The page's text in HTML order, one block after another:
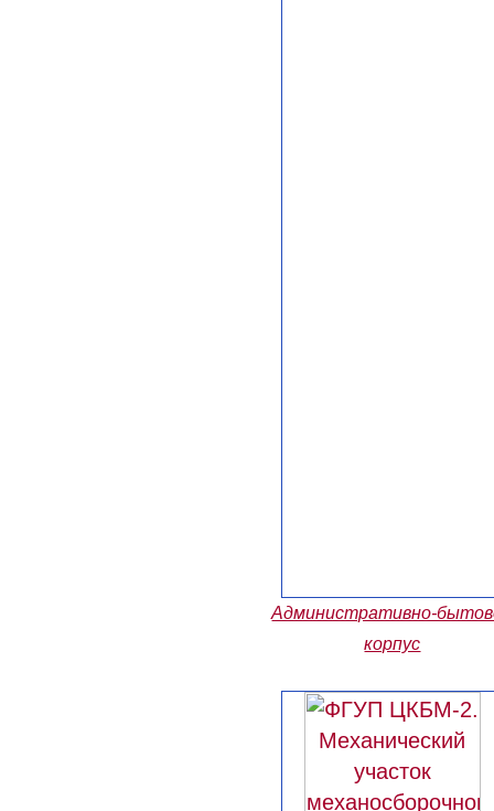
Административно-
корпус